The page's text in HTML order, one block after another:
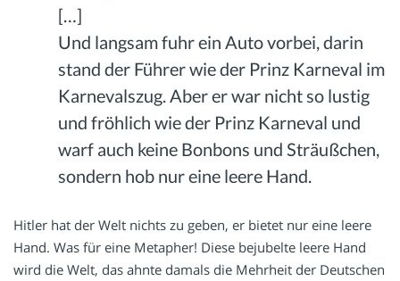
[…]
Und langsam fuhr ein Auto vorbei, darin
stand der Führer wie der Prinz Karneval im
Karnevalszug. Aber er war nicht so lustig
und fröhlich wie der Prinz Karneval und
warf auch keine Bonbons und Sträußchen,
sondern hob nur eine leere Hand.
Hitler hat der Welt nichts zu geben, er bietet nur eine leere
Hand. Was für eine Metapher! Diese bejubelte leere Hand
wird die Welt, das ahnte damals die Mehrheit der Deutschen